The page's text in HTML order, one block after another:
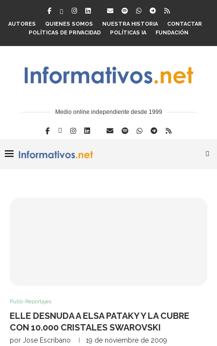
AUTORES QUIENES SOMOS NUESTRA HISTORIA
CONTACTAR
POLÍTICAS DE PRIVACIDAD
POLÍTICAS IA FUNDACIÓN
Medio online independiente desde 1999
Publi-Reportajes
ELLE DESNUDA A ELSA PATAKY Y LA CUBRE
CON 10.000 CRISTALES SWAROVSKI
por Jose Escribano 19 de noviembre de 2009